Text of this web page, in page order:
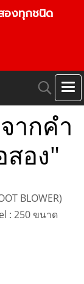
องทุกชนิด
ากคำ
สอง"
BLOWER)
: 250 ขนาด